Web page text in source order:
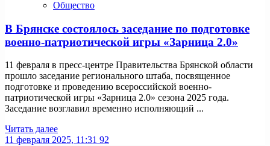
Общество
В Брянске состоялось заседание по подготовке
военно-патриотической игры «Зарница 2.0»
11 февраля в пресс-центре Правительства Брянской области
прошло заседание регионального штаба, посвященное
подготовке и проведению всероссийской военно-
патриотической игры «Зарница 2.0» сезона 2025 года.
Заседание возглавил временно исполняющий ...
Читать далее
11 февраля 2025, 11:31 92